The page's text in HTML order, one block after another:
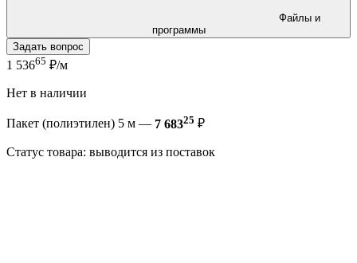
программы
Задать вопрос
1 53665 ₽/м
Нет в наличии
Пакет (полиэтилен) 5 м — 7 68325 ₽
Статус товара: выводится из поставок